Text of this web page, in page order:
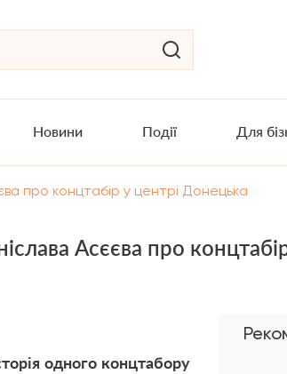
Новини Події Для
про концтабір у центрі Донецька
Асєєва про
одного концтабору